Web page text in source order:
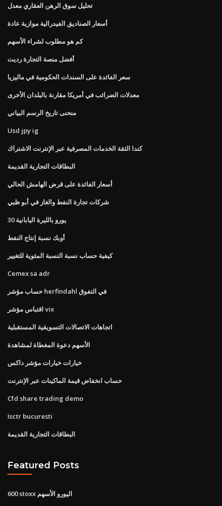
تحليل سوق الرهن العقاري معدل
أسعار الصناديق الفيدرالية موازية عادة
كم هو مطلوب لشراء الأسهم
أفضل منصة التجارة رديت
سعر الفائدة على السندات الحكومية في ماليزيا
معدلات الضرائب في أمريكا مقارنة بالبلدان الأخرى
منحنى تاريخ الرسم البياني
Usd jpy ig
كندا الثقة الخدمات المصرفية عبر الإنترنت الاشتراك
البطاقات التجارية القديمة
أسعار الفائدة على قرض الهامش الحالي
شركات تجارة النفط والغاز في أبو ظبي
30 يورو بالليرة اليابانية
أوبك نسبة إنتاج النفط
كيفية حساب نسبة النسبة المئوية للتغيير
Cemex sa adr
حساب مؤشر herfindahl في التفوق
اقتباس مؤشر vix
اتجاهات الاتصالات التسويقية المستقبلية
الأسهم دعوة المغطاة لمشاهدة
خيارات خيارات مؤشر داكس
حساب انخفاض قيمة الماكينات عبر الإنترنت
Cfd share trading demo
Isctr bucuresti
البطاقات التجارية القديمة
Featured Posts
600 stoxx اليورو الأسهم